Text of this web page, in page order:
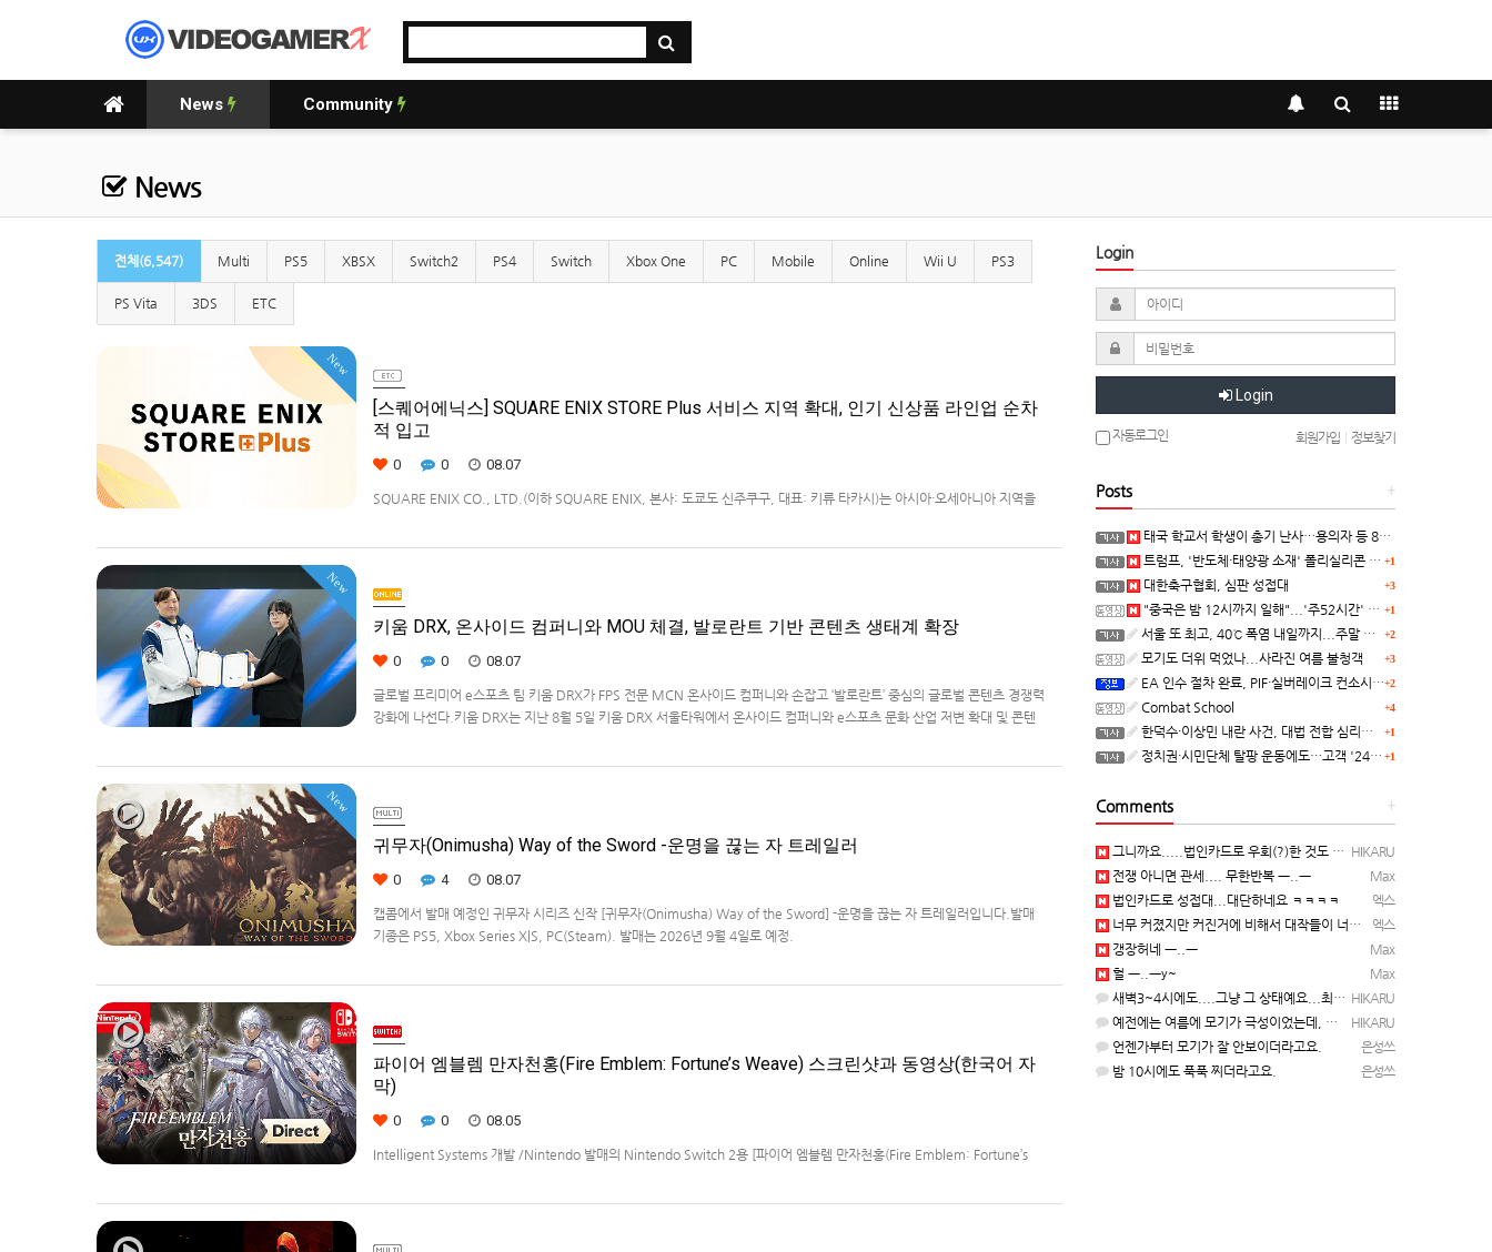
News Community
News
전체(6,547) Multi PS5 XBSX Switch2 PS4 Switch Xbox One PC Mobile Online Wii U PS3
PS Vita 3DS ETC
New
[스퀘어에닉스] SQUARE ENIX STORE Plus 서비스 지역 확대, 인기 신상품 라인업 순차
적 입고
0 0 08.07
SQUARE ENIX CO., LTD.(이하 SQUARE ENIX, 본사: 도쿄도 신주쿠구, 대표: 키류 타카시)는 아시아·오세아니아 지역을
New
키움 DRX, 온사이드 컴퍼니와 MOU 체결, 발로란트 기반 콘텐츠 생태계 확장
0 0 08.07
글로벌 프리미어 e스포츠 팀 키움 DRX가 FPS 전문 MCN 온사이드 컴퍼니와 손잡고 ‘발로란트’ 중심의 글로벌 콘텐츠 경쟁력
강화에 나선다.키움 DRX는 지난 8월 5일 키움 DRX 서울타워에서 온사이드 컴퍼니와 e스포츠 문화 산업 저변 확대 및 콘텐
New
귀무자(Onimusha) Way of the Sword -운명을 끊는 자 트레일러
0 4 08.07
캡콤에서 발매 예정인 귀무자 시리즈 신작 [귀무자(Onimusha) Way of the Sword] -운명을 끊는 자 트레일러입니다.발매
기종은 PS5, Xbox Series X|S, PC(Steam). 발매는 2026년 9월 4일로 예정.
파이어 엠블렘 만자천홍(Fire Emblem: Fortune’s Weave) 스크린샷과 동영상(한국어 자
막)
0 0 08.05
Intelligent Systems 개발 /Nintendo 발매의 Nintendo Switch 2용 [파이어 엠블렘 만자천홍(Fire Emblem: Fortune’s
Login
Login
자동로그인 회원가입 정보찾기
+
Posts
태국 학교서 학생이 총기 난사…용의자 등 8명 숨져
+1
트럼프, '반도체·태양광 소재' 폴리실리콘 파생 제품에 15% 관세...한국 기업도 영향
+3
대한축구협회, 심판 성접대
+1
"중국은 밤 12시까지 일해"...'주52시간' 손볼까
+2
서울 또 최고, 40℃ 폭염 내일까지...주말 동쪽 비바람
+3
모기도 더위 먹었나...사라진 여름 불청객
+2
EA 인수 절차 완료, PIF·실버레이크 컨소시엄 산하 편입
+4
Combat School
+1
한덕수·이상민 내란 사건, 대법 전합 심리…"역사적 사법평가"(종합)
+1
정치권·시민단체 탈팡 운동에도…고객 '2470만명' 원상 회복, "고물가에 돌팡"
+
Comments
HIKARU
그니까요.....법인카드로 우회(?)한 것도 아니고, 대놓고...ㅋ ㅋ)
Max
전쟁 아니면 관세.... 무한반복 ㅡ..ㅡ
엑스
법인카드로 성접대...대단하네요 ㅋㅋㅋㅋ
엑스
너무 커졌지만 커진거에 비해서 대작들이 너무 줄었죠.........
Max
갱장허네 ㅡ..ㅡ
Max
헐 ㅡ..ㅡy~
HIKARU
새벽3~4시에도....그냥 그 상태예요...최근 1주일은....
HIKARU
예전에는 여름에 모기가 극성이었는데, 여름에는 안나오는 것 같은.....ㅎ ㅎ)
은성쓰
언젠가부터 모기가 잘 안보이더라고요.
은성쓰
밤 10시에도 푹푹 찌더라고요.